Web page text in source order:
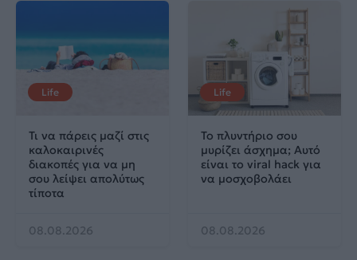
Life
Τι να πάρεις μαζί στις
καλοκαιρινές
διακοπές για να μη
σου λείψει απολύτως
τίποτα
08.08.2026
Life
Το πλυντήριο σου
μυρίζει άσχημα; Αυτό
είναι το viral hack για
να μοσχοβολάει
08.08.2026